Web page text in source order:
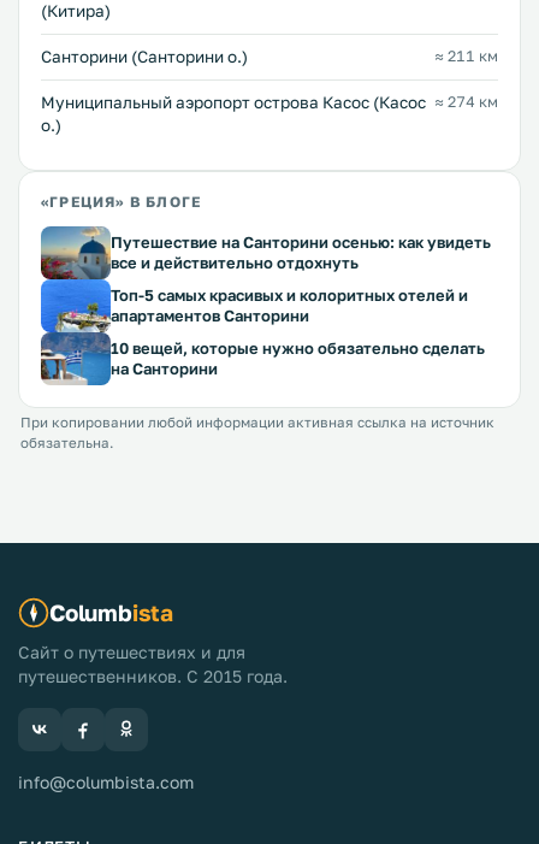
(Китира)
Санторини (Санторини о.) ≈ 211 км
Муниципальный аэропорт острова Касос (Касос
о.)
≈ 274 км
«ГРЕЦИЯ» В БЛОГЕ
Путешествие на Санторини осенью: как увидеть
все и действительно отдохнуть
Топ-5 самых красивых и колоритных отелей и
апартаментов Санторини
10 вещей, которые нужно обязательно сделать
на Санторини
При копировании любой информации активная ссылка на источник
обязательна.
Columbista
Сайт о путешествиях и для
путешественников. С 2015 года.
info@columbista.com